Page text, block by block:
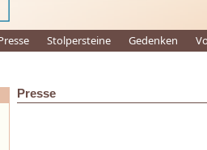
Stolpersteine Gedenken
Presse